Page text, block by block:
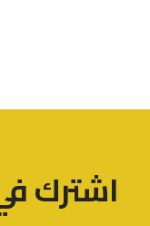
اشترك